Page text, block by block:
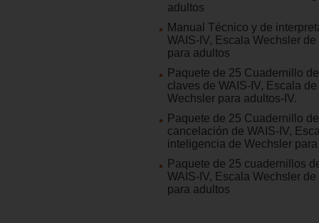
adultos
Manual Técnico y de
WAIS-IV, Escala Wechsler
para adultos
Paquete de 25 Cuadernillo
claves de WAIS-IV, Escala
Wechsler para adultos-IV.
Paquete de 25 Cuadernillo
cancelación de WAIS-IV,
inteligencia de Wechsler
Paquete de 25 cuadernillos
WAIS-IV, Escala Wechsler
para adultos